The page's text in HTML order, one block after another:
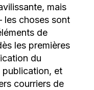
mais
choses sont
de
les premières
du
publication, et
courriers de